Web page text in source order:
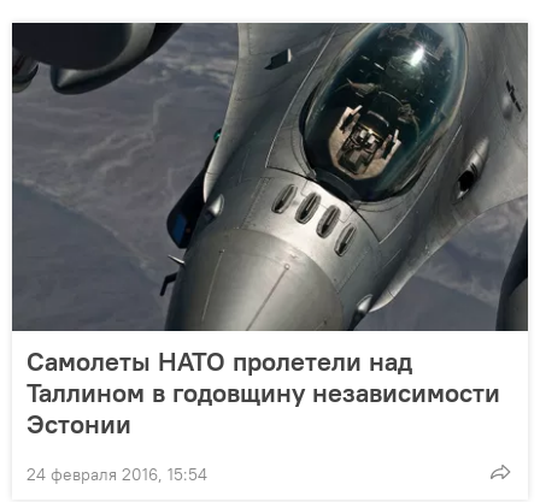
Самолеты НАТО пролетели над
Таллином в годовщину независимости
Эстонии
24 февраля 2016, 15:54